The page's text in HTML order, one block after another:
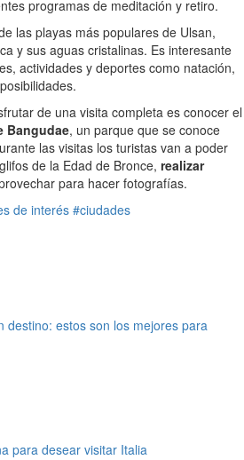
programas de meditación y retiro.
las playas más populares de Ulsan,
y sus aguas cristalinas. Es interesante
actividades y deportes como natación,
de una visita completa es conocer el
Bangudae, un parque que se conoce
las visitas los turistas van a poder
de la Edad de Bronce, realizar
para hacer fotografías.
de interés#ciudades
destino: estos son los mejores para
para desear visitar Italia